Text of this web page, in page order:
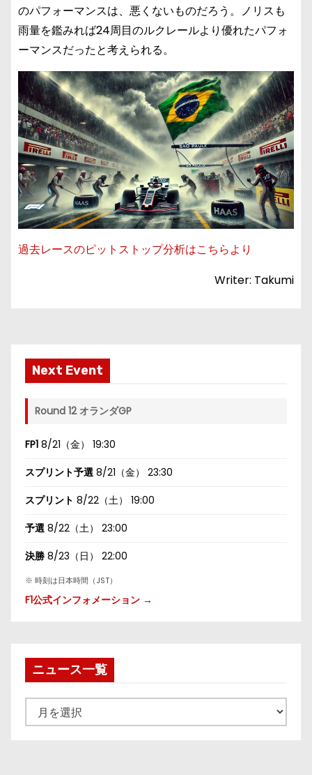
のパフォーマンスは、悪くないものだろう。ノリスも
雨量を鑑みれば24周目のルクレールより優れたパフォ
ーマンスだったと考えられる。
過去レースのピットストップ分析はこちらより
Writer: Takumi
Next Event
Round 12 オランダGP
FP1 8/21（金） 19:30
スプリント予選 8/21（金） 23:30
スプリント 8/22（土） 19:00
予選 8/22（土） 23:00
決勝 8/23（日） 22:00
※ 時刻は日本時間（JST）
F1公式インフォメーション →
ニュース一覧
ュ